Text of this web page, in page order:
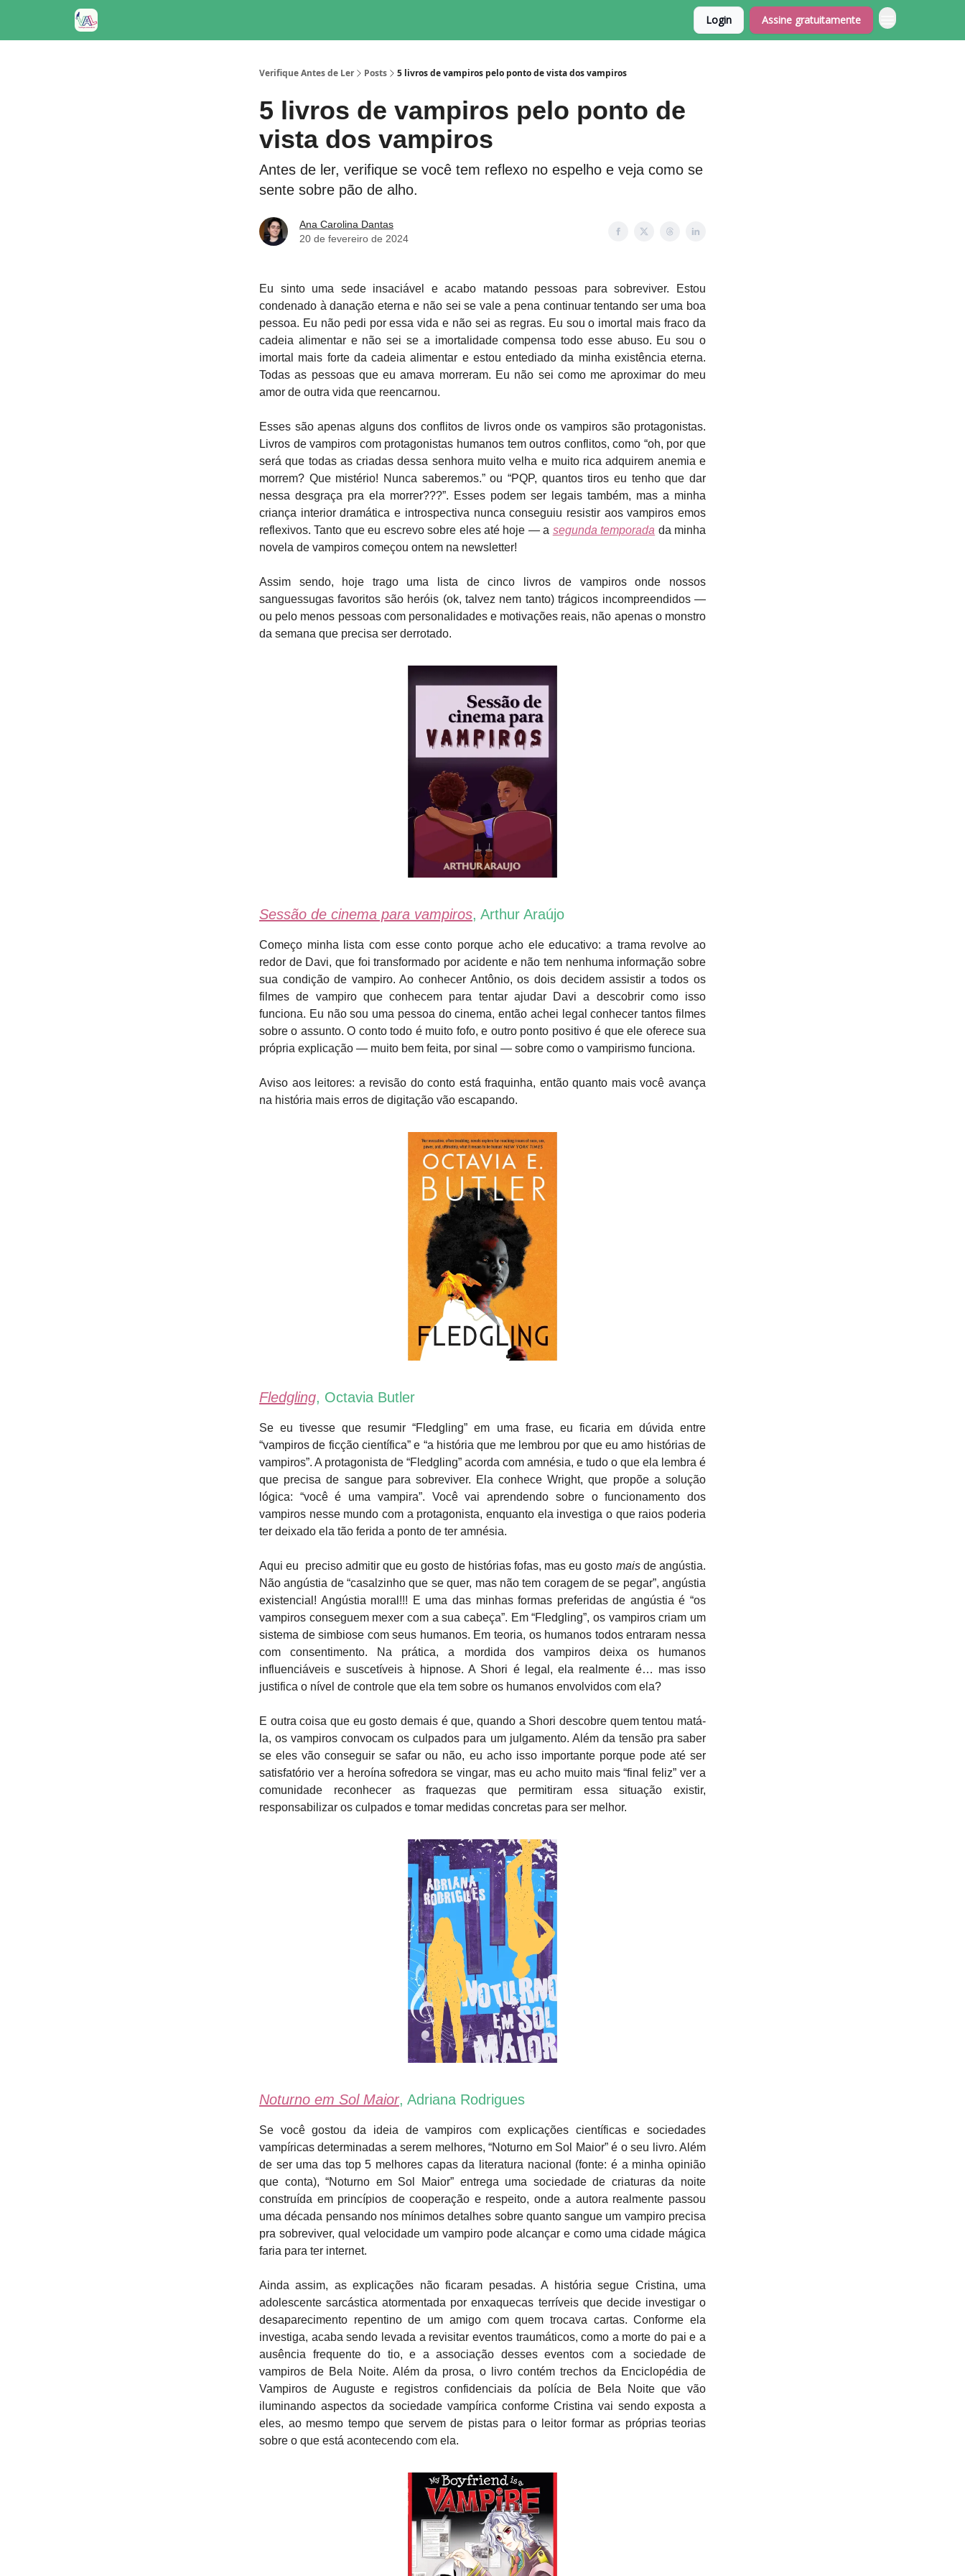
Login Assine gratuitamente
Verifique Antes de Ler Posts 5 livros de vampiros pelo ponto de vista dos vampiros
5 livros de vampiros pelo ponto de
vista dos vampiros
Antes de ler, verifique se você tem reflexo no espelho e veja como se
sente sobre pão de alho.
Ana Carolina Dantas
20 de fevereiro de 2024
Eu sinto uma sede insaciável e acabo matando pessoas para sobreviver. Estou
condenado à danação eterna e não sei se vale a pena continuar tentando ser uma boa
pessoa. Eu não pedi por essa vida e não sei as regras. Eu sou o imortal mais fraco da
cadeia alimentar e não sei se a imortalidade compensa todo esse abuso. Eu sou o
imortal mais forte da cadeia alimentar e estou entediado da minha existência eterna.
Todas as pessoas que eu amava morreram. Eu não sei como me aproximar do meu
amor de outra vida que reencarnou.
Esses são apenas alguns dos conflitos de livros onde os vampiros são protagonistas.
Livros de vampiros com protagonistas humanos tem outros conflitos, como “oh, por que
será que todas as criadas dessa senhora muito velha e muito rica adquirem anemia e
morrem? Que mistério! Nunca saberemos.” ou “PQP, quantos tiros eu tenho que dar
nessa desgraça pra ela morrer???”. Esses podem ser legais também, mas a minha
criança interior dramática e introspectiva nunca conseguiu resistir aos vampiros emos
reflexivos. Tanto que eu escrevo sobre eles até hoje — a segunda temporada da minha
novela de vampiros começou ontem na newsletter!
Assim sendo, hoje trago uma lista de cinco livros de vampiros onde nossos
sanguessugas favoritos são heróis (ok, talvez nem tanto) trágicos incompreendidos —
ou pelo menos pessoas com personalidades e motivações reais, não apenas o monstro
da semana que precisa ser derrotado.
Sessão de cinema para vampiros, Arthur Araújo
Começo minha lista com esse conto porque acho ele educativo: a trama revolve ao
redor de Davi, que foi transformado por acidente e não tem nenhuma informação sobre
sua condição de vampiro. Ao conhecer Antônio, os dois decidem assistir a todos os
filmes de vampiro que conhecem para tentar ajudar Davi a descobrir como isso
funciona. Eu não sou uma pessoa do cinema, então achei legal conhecer tantos filmes
sobre o assunto. O conto todo é muito fofo, e outro ponto positivo é que ele oferece sua
própria explicação — muito bem feita, por sinal — sobre como o vampirismo funciona.
Aviso aos leitores: a revisão do conto está fraquinha, então quanto mais você avança
na história mais erros de digitação vão escapando.
Fledgling, Octavia Butler
Se eu tivesse que resumir “Fledgling” em uma frase, eu ficaria em dúvida entre
“vampiros de ficção científica” e “a história que me lembrou por que eu amo histórias de
vampiros”. A protagonista de “Fledgling” acorda com amnésia, e tudo o que ela lembra é
que precisa de sangue para sobreviver. Ela conhece Wright, que propõe a solução
lógica: “você é uma vampira”. Você vai aprendendo sobre o funcionamento dos
vampiros nesse mundo com a protagonista, enquanto ela investiga o que raios poderia
ter deixado ela tão ferida a ponto de ter amnésia.
Aqui eu preciso admitir que eu gosto de histórias fofas, mas eu gosto maisde angústia.
Não angústia de “casalzinho que se quer, mas não tem coragem de se pegar”, angústia
existencial! Angústia moral!!! E uma das minhas formas preferidas de angústia é “os
vampiros conseguem mexer com a sua cabeça”. Em “Fledgling”, os vampiros criam um
sistema de simbiose com seus humanos. Em teoria, os humanos todos entraram nessa
com consentimento. Na prática, a mordida dos vampiros deixa os humanos
influenciáveis e suscetíveis à hipnose. A Shori é legal, ela realmente é… mas isso
justifica o nível de controle que ela tem sobre os humanos envolvidos com ela?
E outra coisa que eu gosto demais é que, quando a Shori descobre quem tentou matá-
la, os vampiros convocam os culpados para um julgamento. Além da tensão pra saber
se eles vão conseguir se safar ou não, eu acho isso importante porque pode até ser
satisfatório ver a heroína sofredora se vingar, mas eu acho muito mais “final feliz” ver a
comunidade reconhecer as fraquezas que permitiram essa situação existir,
responsabilizar os culpados e tomar medidas concretas para ser melhor.
Noturno em Sol Maior, Adriana Rodrigues
Se você gostou da ideia de vampiros com explicações científicas e sociedades
vampíricas determinadas a serem melhores, “Noturno em Sol Maior” é o seu livro. Além
de ser uma das top 5 melhores capas da literatura nacional (fonte: é a minha opinião
que conta), “Noturno em Sol Maior” entrega uma sociedade de criaturas da noite
construída em princípios de cooperação e respeito, onde a autora realmente passou
uma década pensando nos mínimos detalhes sobre quanto sangue um vampiro precisa
pra sobreviver, qual velocidade um vampiro pode alcançar e como uma cidade mágica
faria para ter internet.
Ainda assim, as explicações não ficaram pesadas. A história segue Cristina, uma
adolescente sarcástica atormentada por enxaquecas terríveis que decide investigar o
desaparecimento repentino de um amigo com quem trocava cartas. Conforme ela
investiga, acaba sendo levada a revisitar eventos traumáticos, como a morte do pai e a
ausência frequente do tio, e a associação desses eventos com a sociedade de
vampiros de Bela Noite. Além da prosa, o livro contém trechos da Enciclopédia de
Vampiros de Auguste e registros confidenciais da polícia de Bela Noite que vão
iluminando aspectos da sociedade vampírica conforme Cristina vai sendo exposta a
eles, ao mesmo tempo que servem de pistas para o leitor formar as próprias teorias
sobre o que está acontecendo com ela.